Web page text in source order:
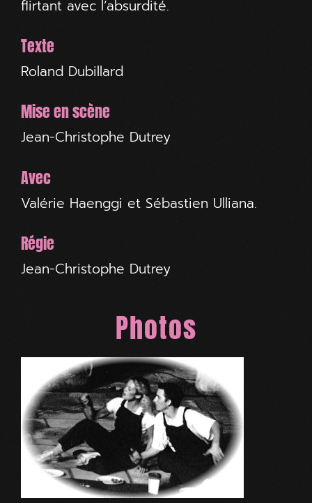
flirtant avec l’absurdité.
Texte
Roland Dubillard
Mise en scène
Jean-Christophe Dutrey
Avec
Valérie Haenggi et Sébastien Ulliana.
Régie
Jean-Christophe Dutrey
Photos